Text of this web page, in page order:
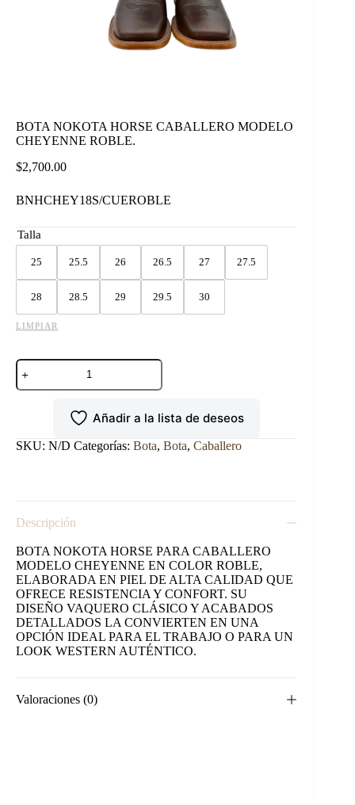
BOTA NOKOTA HORSE CABALLERO MODELO
CHEYENNE ROBLE.
$2,700.00
BNHCHEY18S/CUEROBLE
Talla
25 25.5 26 26.5 27 27.5
28 28.5 29 29.5 30
LIMPIAR
BOTA
NOKOTA
HORSE
ROBLE.
Añadir a la lista de deseos
SKU: N/D Categorías: Bota, Bota, Caballero
Descripción
BOTA NOKOTA HORSE PARA CABALLERO
MODELO CHEYENNE EN COLOR ROBLE,
ELABORADA EN PIEL DE ALTA CALIDAD QUE
OFRECE RESISTENCIA Y CONFORT. SU
DISEÑO VAQUERO CLÁSICO Y ACABADOS
DETALLADOS LA CONVIERTEN EN UNA
OPCIÓN IDEAL PARA EL TRABAJO O PARA UN
LOOK WESTERN AUTÉNTICO.
Valoraciones (0)